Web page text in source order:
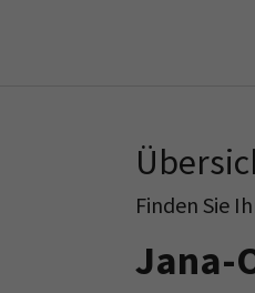
Finden Sie
Jana-